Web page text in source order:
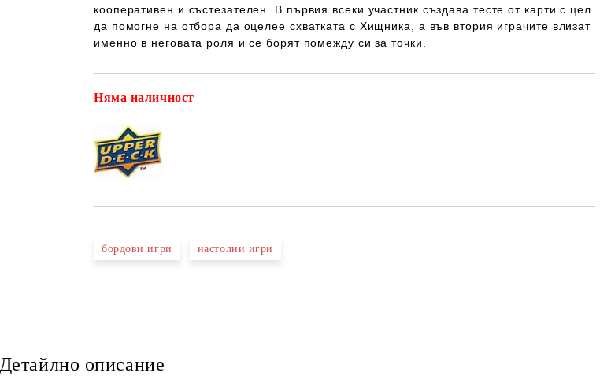
кооперативен и състезателен. В първия всеки участник създава тесте от карти с цел
да помогне на отбора да оцелее схватката с Хищника, а във втория играчите влизат
именно в неговата роля и се борят помежду си за точки.
Няма наличност
бордови игри настолни игри
Детайлно описание